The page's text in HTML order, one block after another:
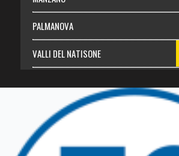
PALMANOVA
VALLI DEL NATISONE
TRICESIMO
TARCENTO